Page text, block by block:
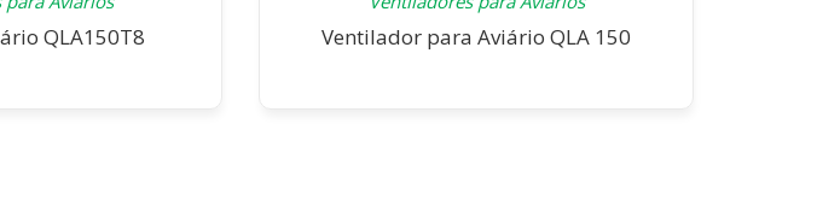
QLA150T8 Ventilador para Aviário QLA 150